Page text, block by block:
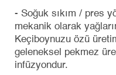
- Soğuk sıkım / pres
mekanik olarak
Keçiboynuzu özü
geleneksel pekmez
infüzyondur.